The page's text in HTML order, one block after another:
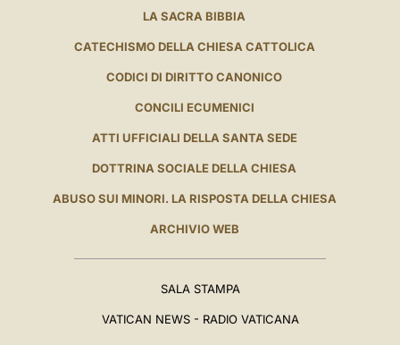
LA SACRA BIBBIA
CATECHISMO DELLA CHIESA CATTOLICA
CODICI DI DIRITTO CANONICO
CONCILI ECUMENICI
ATTI UFFICIALI DELLA SANTA SEDE
DOTTRINA SOCIALE DELLA CHIESA
ABUSO SUI MINORI. LA RISPOSTA DELLA CHIESA
ARCHIVIO WEB
SALA STAMPA
VATICAN NEWS - RADIO VATICANA